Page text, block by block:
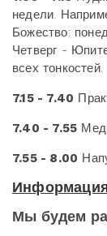
недели.
Божество:
Четверг -
всех тонкостей.
7.15 - 7.40
7.40 - 7.55
7.55 - 8.00
Мы будем